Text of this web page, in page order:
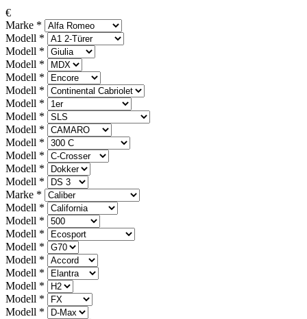
€
Marke *
Modell *
Modell *
Modell *
Modell *
Modell *
Modell *
Modell *
Modell *
Modell *
Modell *
Modell *
Modell *
Marke *
Modell *
Modell *
Modell *
Modell *
Modell *
Modell *
Modell *
Modell *
Modell *